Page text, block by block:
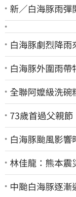
新／白海豚雨彈
白海豚劇烈降
白海豚外圍雨
全聯阿嬤級洗
73歲首過父親
白海豚颱風影
林佳龍：熊本
中颱白海豚逐